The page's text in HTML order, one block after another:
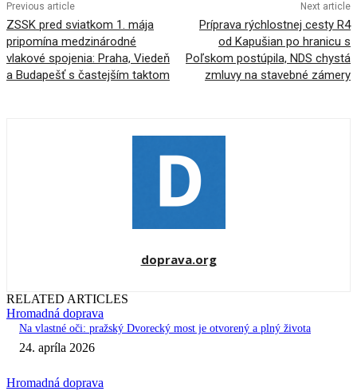
Previous article
ZSSK pred sviatkom 1. mája
pripomína medzinárodné
vlakové spojenia: Praha, Viedeň
a Budapešť s častejším taktom
Next article
Príprava rýchlostnej cesty R4
od Kapušian po hranicu s
Poľskom postúpila, NDS chystá
zmluvy na stavebné zámery
doprava.org
RELATED ARTICLES
Hromadná doprava
Na vlastné oči: pražský Dvorecký most je otvorený a plný života
24. apríla 2026
Hromadná doprava